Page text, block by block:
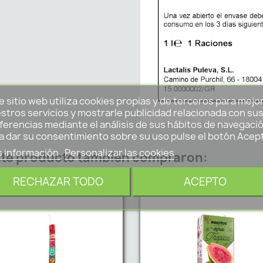
sitio web utiliza cookies propias y de terceros para
servicios y mostrarle publicidad relacionada con sus
mediante el análisis de sus hábitos de
dar su consentimiento sobre su uso pulse el botón
información Personalizar las cookies
RECHAZAR TODO ACEPTO
producto también compraron:
favorite_border